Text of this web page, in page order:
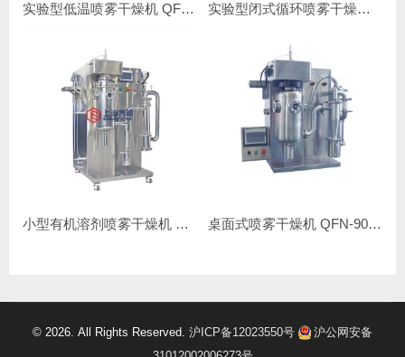
实验型低温喷雾干燥机 QFN-DW-1 实验型闭式循环喷雾干燥机 QFN-BL-D1Z 实验室用
小型有机溶剂喷雾干燥机 QFN-BL-D1 实验室用 桌面式喷雾干燥机 QFN-9000Z 小型实验室专用
© 2026. All Rights Reserved. 沪ICP备12023550号
沪公网安备